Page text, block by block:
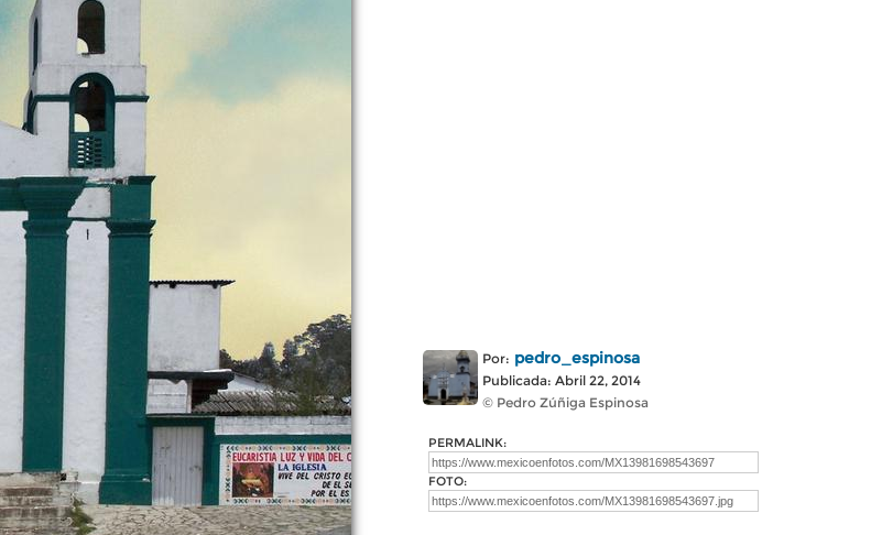
Por: pedro_espinosa
Publicada: Abril 22, 2014
© Pedro Zúñiga Espinosa
PERMALINK:
FOTO: